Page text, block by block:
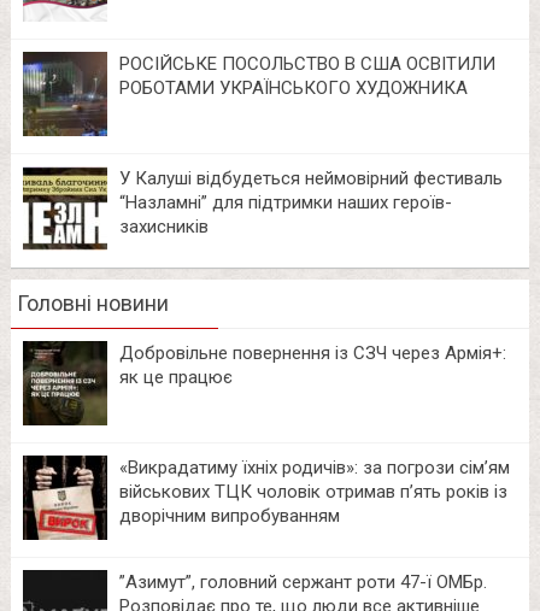
РОСІЙСЬКЕ ПОСОЛЬСТВО В США ОСВІТИЛИ
РОБОТАМИ УКРАЇНСЬКОГО ХУДОЖНИКА
У Калуші відбудеться неймовірний фестиваль
“Назламні” для підтримки наших героїв-
захисників
Головні новини
Добровільне повернення із СЗЧ через Армія+:
як це працює
«Викрадатиму їхніх родичів»: за погрози сім’ям
військових ТЦК чоловік отримав п’ять років із
дворічним випробуванням
⁨”Азимут”, головний сержант роти 47-ї ОМБр.
Розповідає про те, що люди все активніше